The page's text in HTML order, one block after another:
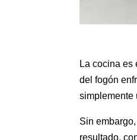
La cocina es
del fogón
simplemente
Sin
resultado,